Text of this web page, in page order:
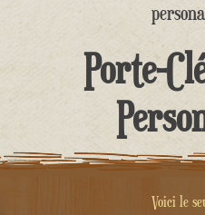
Porte-
Voici le